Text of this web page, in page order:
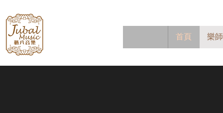
首頁 樂師